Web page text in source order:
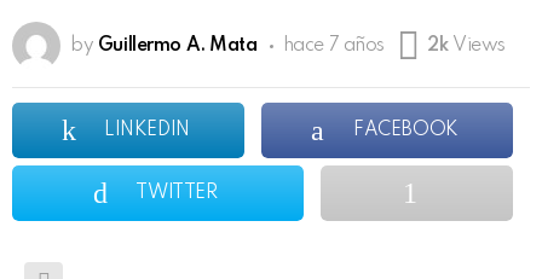
by Guillermo A. Mata hace 7 años 2k Views
LINKEDIN FACEBOOK
TWITTER